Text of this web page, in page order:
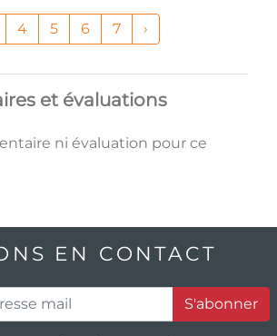
4 5 6 7 ›
et évaluations
ni évaluation pour ce
EN CONTACT
S'abonner